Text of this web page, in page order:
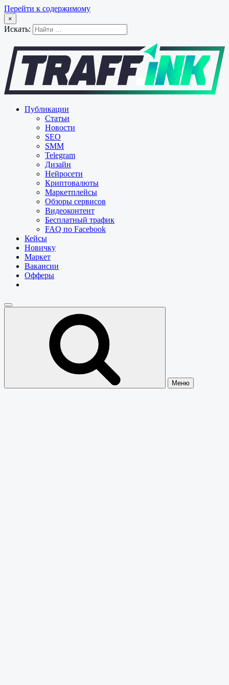
Перейти к содержимому
×
Искать:
Публикации
Статьи
Новости
SEO
SMM
Telegram
Дизайн
Нейросети
Криптовалюты
Маркетплейсы
Обзоры сервисов
Видеоконтент
Бесплатный трафик
FAQ по Facebook
Кейсы
Новичку
Маркет
Вакансии
Офферы
Меню